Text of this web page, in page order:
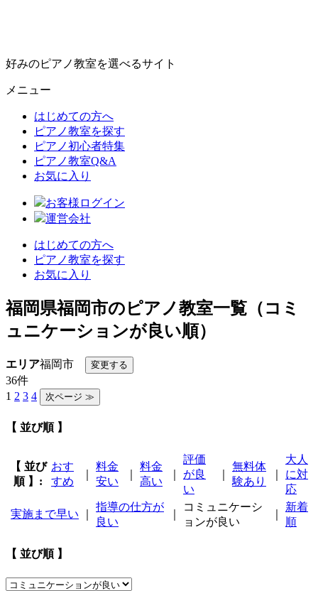
好みのピアノ教室を選べるサイト
メニュー
はじめての方へ
ピアノ教室を探す
ピアノ初心者特集
ピアノ教室Q&A
お気に入り
お客様ログイン
運営会社
はじめての方へ
ピアノ教室を探す
お気に入り
福岡県福岡市のピアノ教室一覧（コミ
ュニケーションが良い順）
エリア福岡市
36件
1 2 3 4
【 並び順 】
【 並び
順 】:
おす
すめ
料金
安い
料金
高い
評価
が良
い
無料体
験あり
大人
に対
応
実施まで早い
指導の仕方が
良い
コミュニケーシ
ョンが良い
新着
順
【 並び順 】